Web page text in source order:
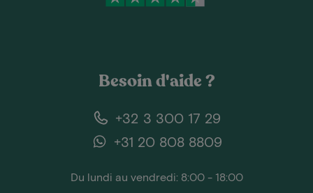
Besoin d'aide ?
+32 3 300 17 29
+31 20 808 8809
Du lundi au vendredi: 8:00 - 18:00